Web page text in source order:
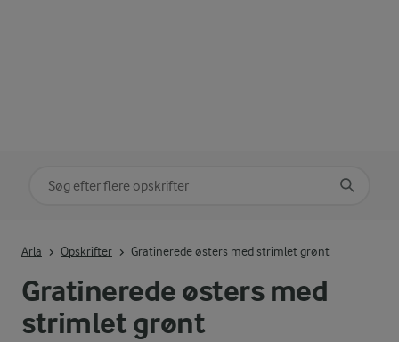
Gratinerede østers med
strimlet grønt
Arla Opskrifter Gratinerede østers med strimlet grønt
Søg på kategori